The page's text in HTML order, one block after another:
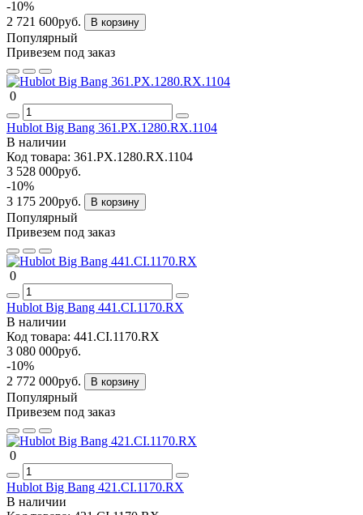
-10%
2 721 600руб.
В корзину
Популярный
Привезем под заказ
0
Hublot Big Bang 361.PX.1280.RX.1104
В наличии
Код товара: 361.PX.1280.RX.1104
3 528 000руб.
-10%
3 175 200руб.
В корзину
Популярный
Привезем под заказ
0
Hublot Big Bang 441.CI.1170.RX
В наличии
Код товара: 441.CI.1170.RX
3 080 000руб.
-10%
2 772 000руб.
В корзину
Популярный
Привезем под заказ
0
Hublot Big Bang 421.CI.1170.RX
В наличии